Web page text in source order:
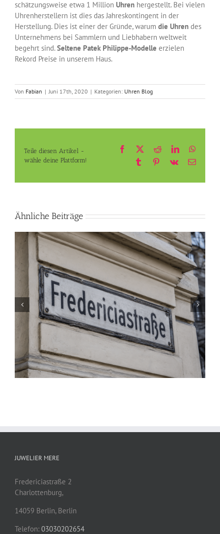
schätzungsweise etwa 1 Million Uhrenhergestellt. Bei vielen
Uhrenherstellern ist dies das Jahreskontingent in der
Herstellung. Dies ist einer der Gründe, warum die Uhrendes
Unternehmens bei Sammlern und Liebhabern weltweit
begehrt sind.Seltene Patek Philippe-Modelle erzielen
Rekord Preise in unserem Haus.
Von Fabian | Juni 17th, 2020 | Kategorien: Uhren Blog
Teile diesen Artikel -
wähle deine Plattform!
Facebook RedditLinkedIn
Tumblr Pinterest
Vk
E-
Ähnliche Beiträge
Luxusuhren
JUWELIER MERE
Fredericiastraße 2
Charlottenburg,
14059 Berlin, Berlin
Telefon: 03030202654